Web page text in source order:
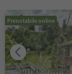
Prenotabile online